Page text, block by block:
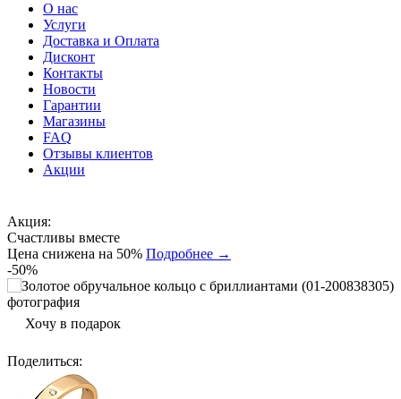
О нас
Услуги
Доставка и Оплата
Дисконт
Контакты
Новости
Гарантии
Магазины
FAQ
Отзывы клиентов
Акции
Акция:
Счастливы вместе
Цена снижена на 50% Подробнее →
-50%
Хочу в подарок
Поделиться: